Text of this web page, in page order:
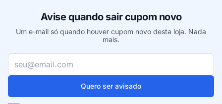
Avise quando sair cupom novo
Um e-mail só quando houver cupom novo desta loja. Nada
mais.
Seu e-mail
Quero ser avisado